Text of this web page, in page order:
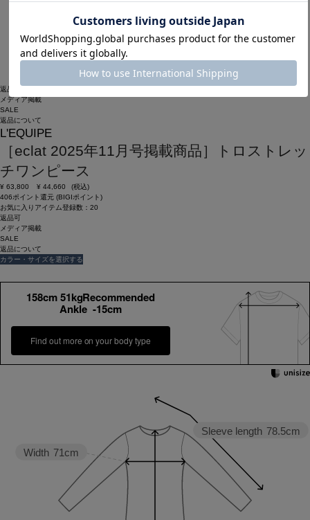
返品可
メディア掲載
SALE
返品について
L'EQUIPE
［eclat 2025年11月号掲載商品］トロストレッ
チワンピース
¥ 63,800 ¥ 44,660
(税込)
406ポイント還元 (BIGIポイント)
お気に入りアイテム登録数： 20
返品可
メディア掲載
SALE
返品について
カラー・サイズを選択する
158cm 51kgRecommended
Ankle -15cm
Find out more on your body type
Sleeve length 78.5cm
Width 71cm